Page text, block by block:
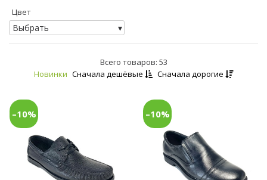
Цвет
Выбрать
Всего товаров: 53
Новинки Сначала дешёвые Сначала дорогие
–10% –10%